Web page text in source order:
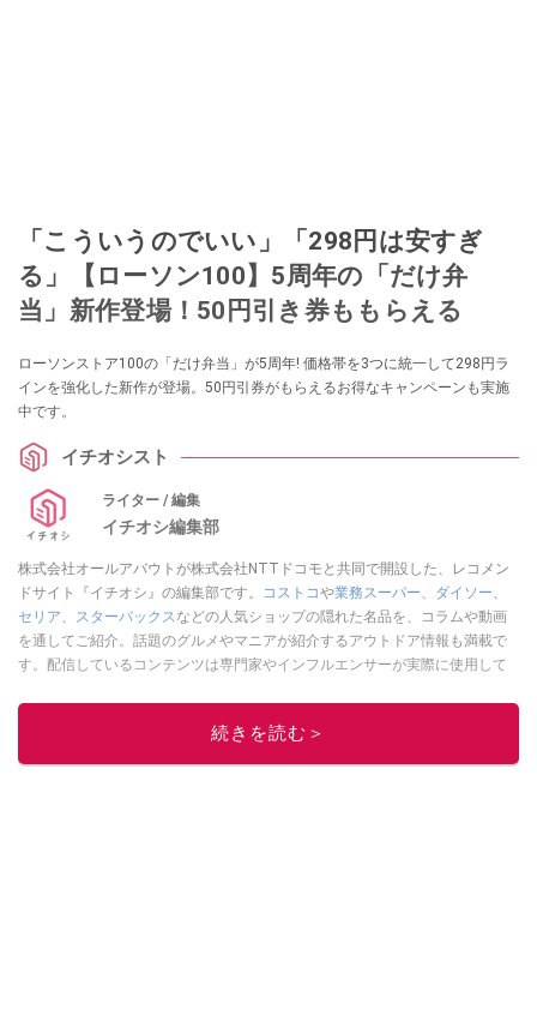
「こういうのでいい」「298円は安すぎ
る」【ローソン100】5周年の「だけ弁
当」新作登場！50円引き券ももらえる
ローソンストア100の「だけ弁当」が5周年! 価格帯を3つに統一して298円ラ
インを強化した新作が登場。50円引券がもらえるお得なキャンペーンも実施
中です。
イチオシスト
ライター / 編集
イチオシ編集部
株式会社オールアバウトが株式会社NTTドコモと共同で開設した、レコメン
ドサイト『イチオシ』の編集部です。
コストコや業務スーパー、 ダイソー、
セリア、 スターバックスなどの人気ショップの隠れた名品を、コラムや動画
を通してご紹介。話題のグルメやマニアが紹介するアウトドア情報も満載で
す。配信しているコンテンツは専門家やインフルエンサーが実際に使用して
ニュースでフォロー
続きを読む＞